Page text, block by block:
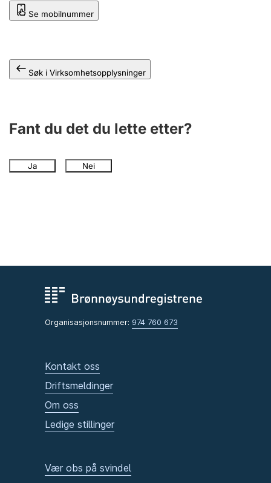
Se mobilnummer
Søk i Virksomhetsopplysninger
Fant du det du lette etter?
Ja Nei
Organisasjonsnummer: 974 760 673
Kontakt oss
Driftsmeldinger
Om oss
Ledige stillinger
Vær obs på svindel